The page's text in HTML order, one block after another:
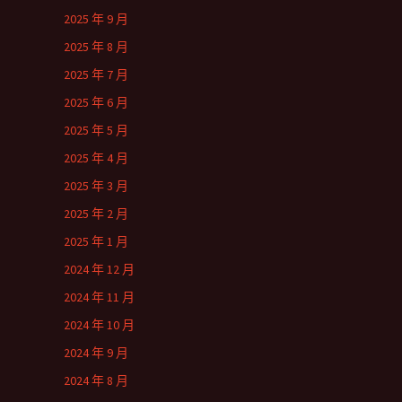
2025 年 9 月
2025 年 8 月
2025 年 7 月
2025 年 6 月
2025 年 5 月
2025 年 4 月
2025 年 3 月
2025 年 2 月
2025 年 1 月
2024 年 12 月
2024 年 11 月
2024 年 10 月
2024 年 9 月
2024 年 8 月